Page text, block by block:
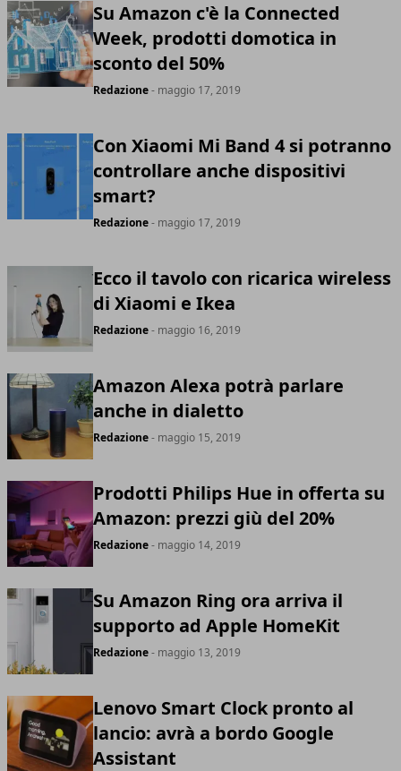
Su Amazon c'è la Connected
Week, prodotti domotica in
sconto del 50%
Redazione- maggio 17, 2019
Con Xiaomi Mi Band 4 si potranno
controllare anche dispositivi
smart?
Redazione- maggio 17, 2019
Ecco il tavolo con ricarica wireless
di Xiaomi e Ikea
Redazione- maggio 16, 2019
Amazon Alexa potrà parlare
anche in dialetto
Redazione- maggio 15, 2019
Prodotti Philips Hue in offerta su
Amazon: prezzi giù del 20%
Redazione- maggio 14, 2019
Su Amazon Ring ora arriva il
supporto ad Apple HomeKit
Redazione- maggio 13, 2019
Lenovo Smart Clock pronto al
lancio: avrà a bordo Google
Assistant